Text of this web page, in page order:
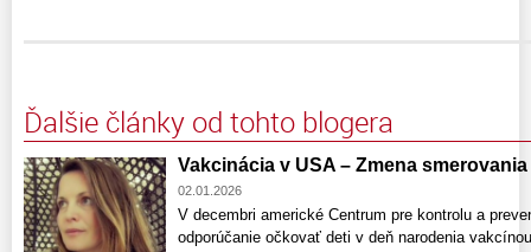
Ďalšie články od tohto blogera
Vakcinácia v USA – Zmena
02.01.2026
V decembri americké Centrum pre kontrolu a
odporúčanie očkovať deti v deň narodenia